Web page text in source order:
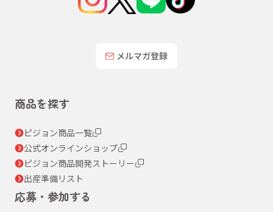
メルマガ登録
商品を探す
ピジョン商品一覧
公式オンラインショップ
ピジョン商品開発ストーリー
出産準備リスト
応募・参加する